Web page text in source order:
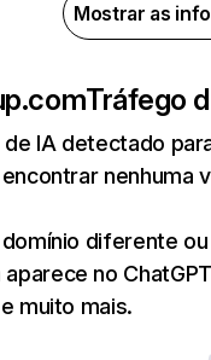
Mostrar as
Tráfego
IA detectado
nenhuma
diferente
no
muito mais.